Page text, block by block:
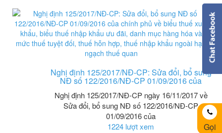
Nghị định 125/2017/NĐ-CP: Sửa đổi, bổ sung
NĐ số 122/2016/NĐ-CP 01/09/2016 của
Nghị định 125/2017/NĐ-CP ngày 16/11/2017 về
Sửa đổi, bổ sung NĐ số 122/2016/NĐ-CP
01/09/2016 của
1224 lượt xem
Gọi